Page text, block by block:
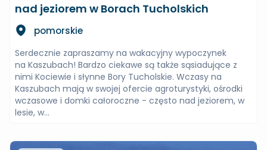
nad jeziorem w Borach Tucholskich
pomorskie
Serdecznie zapraszamy na wakacyjny wypoczynek
na Kaszubach! Bardzo ciekawe są także sąsiadujące z
nimi Kociewie i słynne Bory Tucholskie. Wczasy na
Kaszubach mają w swojej ofercie agroturystyki, ośrodki
wczasowe i domki całoroczne - często nad jeziorem, w
lesie, w...